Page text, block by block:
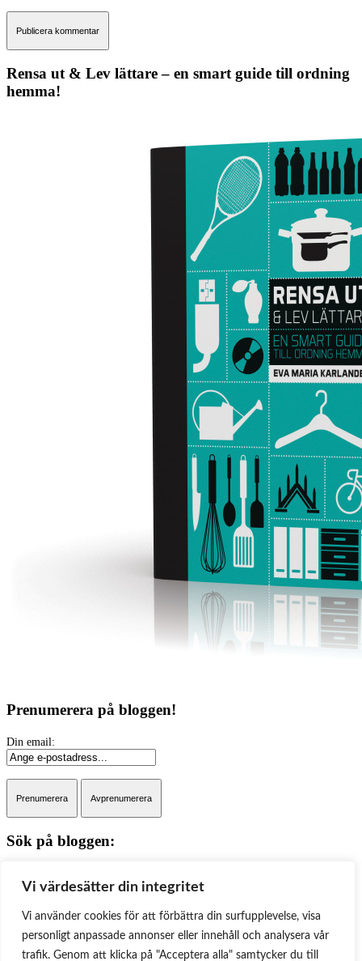
Vi värdesätter din integritet
Vi använder cookies för att förbättra din surfupplevelse, visa
personligt anpassade annonser eller innehåll och analysera vår
trafik. Genom att klicka på "Acceptera alla" samtycker du till
Rensa ut & Lev lättare – en smart guide till ordning
hemma!
Prenumerera på bloggen!
Sök på bloggen:
Sök
Kategorier